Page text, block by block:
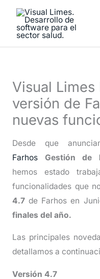
contenido
Visual Limes
versión de
nuevas
Desde que
Farhos
Gestión de
hemos estado
funcionalidades que
4.7de Farhos en
finales del año.
Las principales
detallamos a
Versión 4.7
A
v
o
s